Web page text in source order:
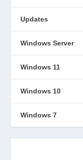
Updates
Windows Server
Windows 11
Windows 10
Windows 7